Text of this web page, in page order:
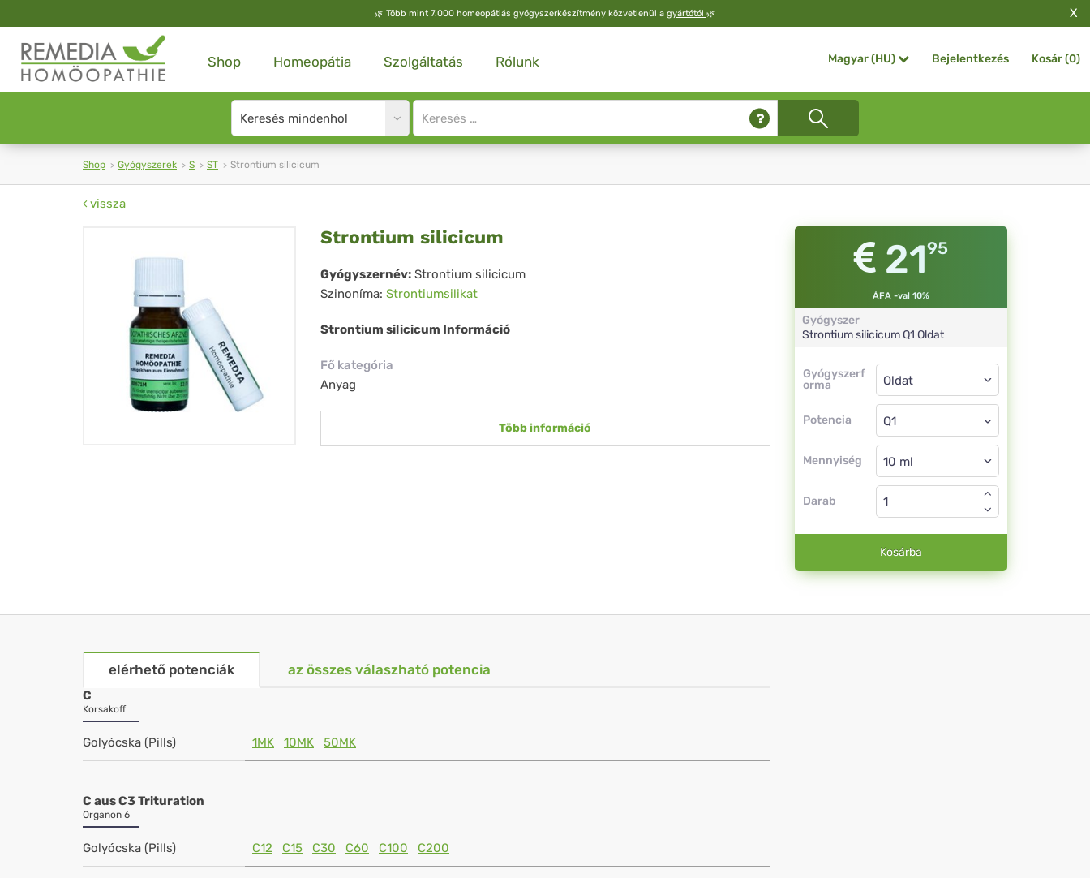
🌿 Több mint 7.000 homeopátiás gyógyszerkészítmény közvetlenül a gyártótól 🌿 X
Shop Homeopátia Szolgáltatás Rólunk Magyar (HU) Bejelentkezés Kosár (0)
Search
type
Site
search
Shop Gyógyszerek S ST Strontium silicicum
vissza
Strontium
silicicum
Strontium silicicum
Gyógyszernév: Strontium silicicum
Szinoníma: Strontiumsilikat
Strontium silicicum Információ
Fő kategória
Anyag
Több információ
2195
ÁFA -val 10%
Gyógyszer
Strontium silicicumQ1 Oldat
Gyógyszerf
orma
Gyógyszerforma
Potencia
Oldat
Q1
Mennyiség
Oldat
Darab
Kosárba
elérhető potenciák az összes válaszható potencia
C
Korsakoff
Golyócska (Pills) 1MK 10MK 50MK
C aus C3 Trituration
Organon 6
Golyócska (Pills) C12 C15 C30 C60 C100 C200